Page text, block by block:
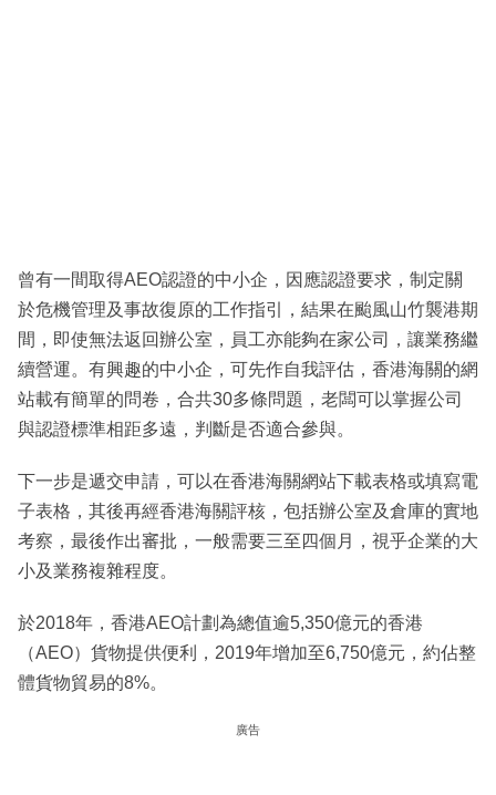
曾有一間取得AEO認證的中小企，因應認證要求，制定關
於危機管理及事故復原的工作指引，結果在颱風山竹襲港期
間，即使無法返回辦公室，員工亦能夠在家公司，讓業務繼
續營運。有興趣的中小企，可先作自我評估，香港海關的網
站載有簡單的問卷，合共30多條問題，老闆可以掌握公司
與認證標準相距多遠，判斷是否適合參與。
下一步是遞交申請，可以在香港海關網站下載表格或填寫電
子表格，其後再經香港海關評核，包括辦公室及倉庫的實地
考察，最後作出審批，一般需要三至四個月，視乎企業的大
小及業務複雜程度。
於2018年，香港AEO計劃為總值逾5,350億元的香港
（AEO）貨物提供便利，2019年增加至6,750億元，約佔整
體貨物貿易的8%。
廣告